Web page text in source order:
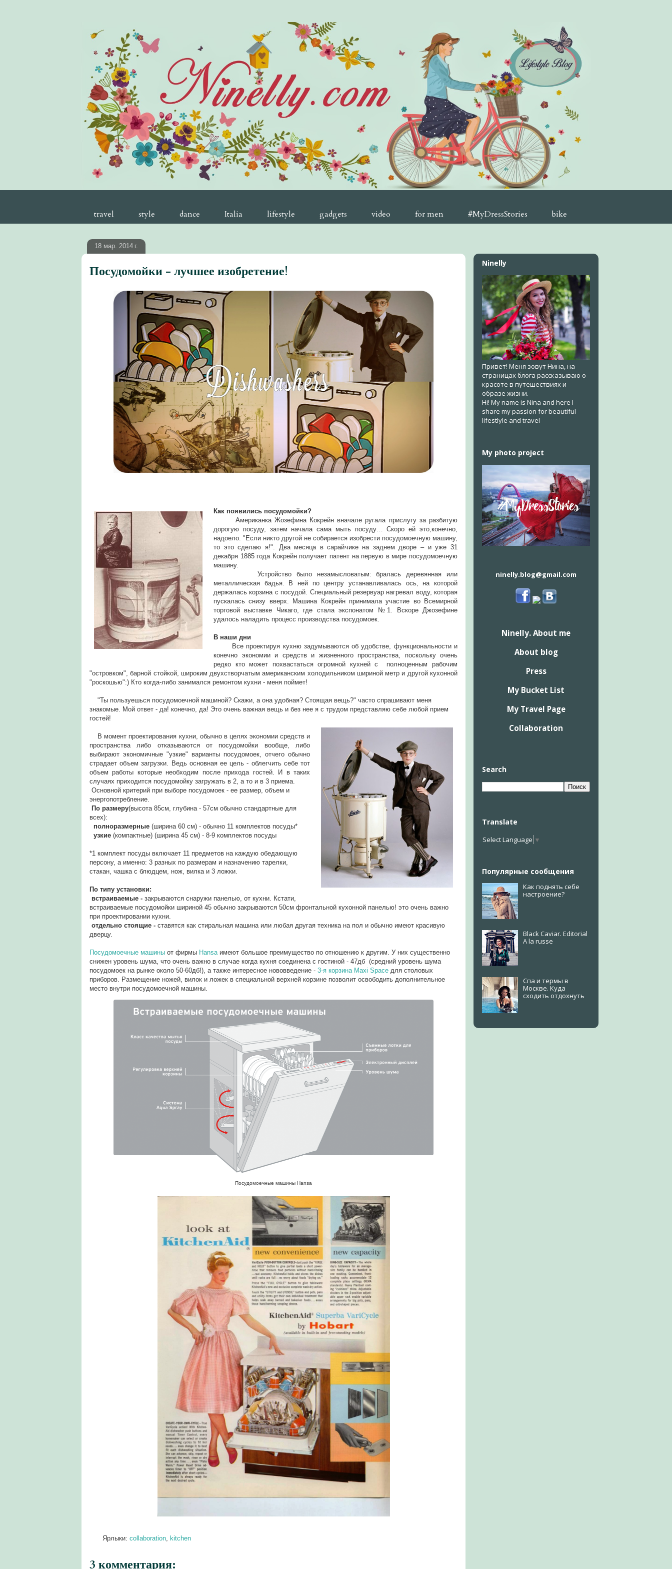
travel style dance Italia lifestyle gadgets video for men #MyDressStories bike
18 мар. 2014 г.
Посудомойки - лучшее изобретение!
Как появились посудомойки?
Американка Жозефина Кокрейн вначале ругала прислугу за разбитую
дорогую посуду, затем начала сама мыть посуду… Скоро ей это,конечно,
надоело. "Если никто другой не собирается изобрести посудомоечную машину,
то это сделаю я!". Два месяца в сарайчике на заднем дворе – и уже 31
декабря 1885 года Кокрейн получает патент на первую в мире посудомоечную
машину.
Устройство было незамысловатым: бралась деревянная или
металлическая бадья. В ней по центру устанавливалась ось, на которой
держалась корзина с посудой. Специальный резервуар нагревал воду, которая
пускалась снизу вверх. Машина Кокрейн принимала участие во Всемирной
торговой выставке Чикаго, где стала экспонатом №1. Вскоре Джозефине
удалось наладить процесс производства посудомоек.
В наши дни
Все проектируя кухню задумываются об удобстве, функциональности и
конечно экономии и средств и жизненного пространства, поскольку очень
редко кто может похвастаться огромной кухней с полноценным рабочим
"островком", барной стойкой, широким двухстворчатым американским холодильником шириной метр и другой кухонной
"роскошью":) Кто когда-либо занимался ремонтом кухни - меня поймет!
"Ты пользуешься посудомоечной машиной? Скажи, а она удобная? Стоящая вещь?" часто спрашивают меня
знакомые. Мой ответ - да! конечно, да! Это очень важная вещь и без нее я с трудом представляю себе любой прием
гостей!
В момент проектирования кухни, обычно в целях экономии средств и
пространства либо отказываются от посудомойки вообще, либо
выбирают экономичные "узкие" варианты посудомоек, отчего обычно
страдает объем загрузки. Ведь основная ее цель - облегчить себе тот
объем работы которые необходим после прихода гостей. И в таких
случаях приходится посудомойку загружать в 2, а то и в 3 приема.
Основной критерий при выборе посудомоек - ее размер, объем и
энергопотребление.
По размеру(высота 85см, глубина - 57см обычно стандартные для
всех):
полноразмерные (ширина 60 см) - обычно 11 комплектов посуды*
узкие (компактные) (ширина 45 см) - 8-9 комплектов посуды
*1 комплект посуды включает 11 предметов на каждую обедающую
персону, а именно: 3 разных по размерам и назначению тарелки,
стакан, чашка с блюдцем, нож, вилка и 3 ложки.
По типу установки:
встраиваемые - закрываются снаружи панелью, от кухни. Кстати,
встраиваемые посудомойки шириной 45 обычно закрываются 50см фронтальной кухонной панелью! это очень важно
при проектировании кухни.
отдельно стоящие - ставятся как стиральная машина или любая другая техника на пол и обычно имеют красивую
дверцу.
Посудомоечные машины от фирмы Hansa имеют большое преимущество по отношению к другим. У них существенно
снижен уровень шума, что очень важно в случае когда кухня соединена с гостиной - 47дб (средний уровень шума
посудомоек на рынке около 50-60дб!), а также интересное нововведение - 3-я корзина Maxi Space для столовых
приборов. Размещение ножей, вилок и ложек в специальной верхней корзине позволит освободить дополнительное
место внутри посудомоечной машины.
Посудомоечные машины Hansa
Ярлыки: collaboration kitchen
3 комментария:
Ninelly
Привет! Меня зовут Нина, на
страницах блога рассказываю о
красоте в путешествиях и
образе жизни.
Hi! My name is Nina and here I
share my passion for beautiful
lifestlyle and travel
My photo project
ninelly.blog@gmail.com
Ninelly. About me
About blog
Press
My Bucket List
My Travel Page
Collaboration
Search
Translate
Select Language ▼
Популярные сообщения
Как поднять себе
настроение?
Black Caviar. Editorial
A la russe
Спа и термы в
Москве. Куда
сходить отдохнуть